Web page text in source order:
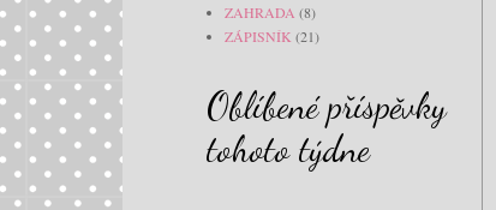
ZAHRADA (8)
ZÁPISNÍK (21)
Oblíbené příspěvky
tohoto týdne